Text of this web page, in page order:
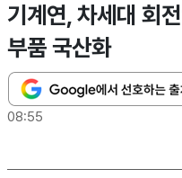
기계연, 차세대 회
부품 국산화
08:55